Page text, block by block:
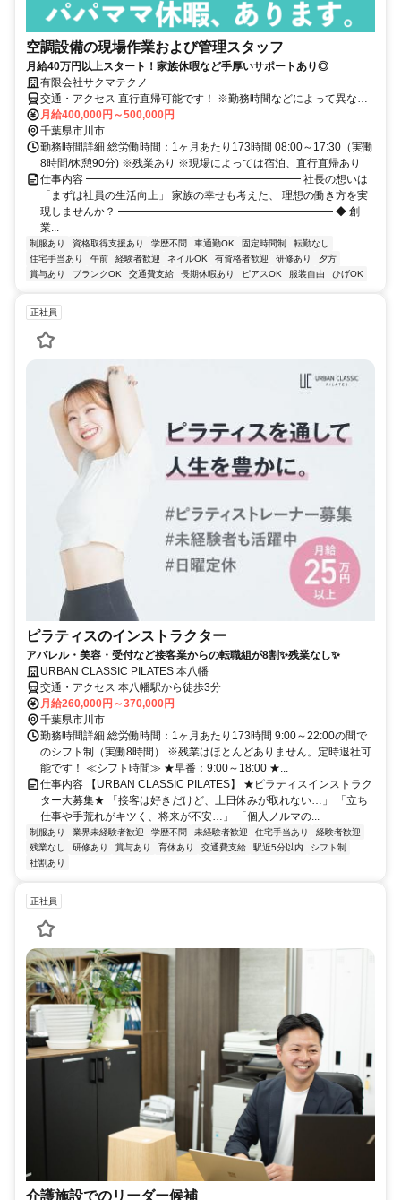
空調設備の現場作業および管理スタッフ
月給40万円以上スタート！家族休暇など手厚いサポートあり◎
有限会社サクマテクノ
交通・アクセス 直行直帰可能です！ ※勤務時間などによって異なる
場合もございます。
月給400,000円～500,000円
千葉県市川市
勤務時間詳細 総労働時間：1ヶ月あたり173時間 08:00～17:30（実働
8時間/休憩90分) ※残業あり ※現場によっては宿泊、直行直帰あり
仕事内容 ━━━━━━━━━━━━━━━━━━━━ 社長の想いは
「まずは社員の生活向上」 家族の幸せも考えた、 理想の働き方を実
現しませんか？ ━━━━━━━━━━━━━━━━━━━━ ◆ 創
業...
制服あり 資格取得支援あり 学歴不問 車通勤OK 固定時間制
転勤なし
住宅手当あり
午前 経験者歓迎 ネイルOK 有資格者歓迎 研修あり
夕方
賞与あり
ブランクOK 交通費支給 長期休暇あり ピアスOK 服装自由 ひげOK
正社員
ピラティスのインストラクター
アパレル・美容・受付など接客業からの転職組が8割✨残業なし✨
URBAN CLASSIC PILATES 本八幡
交通・アクセス 本八幡駅から徒歩3分
月給260,000円～370,000円
千葉県市川市
勤務時間詳細 総労働時間：1ヶ月あたり173時間 9:00～22:00の間で
のシフト制（実働8時間） ※残業はほとんどありません。定時退社可
能です！ ≪シフト時間≫ ★早番：9:00～18:00 ★...
仕事内容 【URBAN CLASSIC PILATES】 ★ピラティスインストラク
ター大募集★ 「接客は好きだけど、土日休みが取れない…」 「立ち
仕事や手荒れがキツく、将来が不安…」 「個人ノルマの...
制服あり 業界未経験者歓迎 学歴不問 未経験者歓迎 住宅手当あり
経験者歓迎
残業なし
研修あり 賞与あり 育休あり 交通費支給 駅近5分以内
シフト制
社割あり
正社員
介護施設でのリーダー候補